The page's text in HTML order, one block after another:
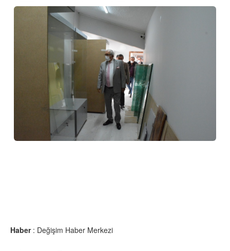
Haber: Değişim Haber Merkezi